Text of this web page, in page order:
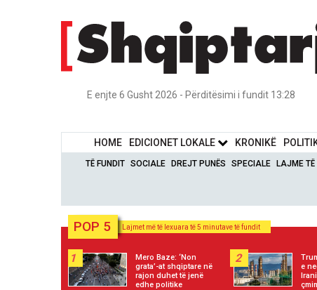
E enjte 6 Gusht 2026 - Përditësimi i fundit 13:28
HOME EDICIONET LOKALE KRONIKË
TË FUNDIT SOCIALE DREJT PUNËS SPECIALE LAJME
POP 5 Lajmet më të lexuara të 5 minutave të fundit
1
Mero Baze: ‘Non
grata’-at shqiptare në
rajon duhet të jenë
edhe politike
2
e